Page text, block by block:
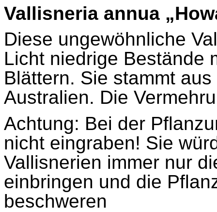
Vallisneria annua
Diese ungewöhnliche
Licht niedrige Bestände
Blättern. Sie stammt
Australien. Die
Achtung: Bei der
nicht eingraben! Sie
Vallisnerien immer nur
einbringen und die
beschweren